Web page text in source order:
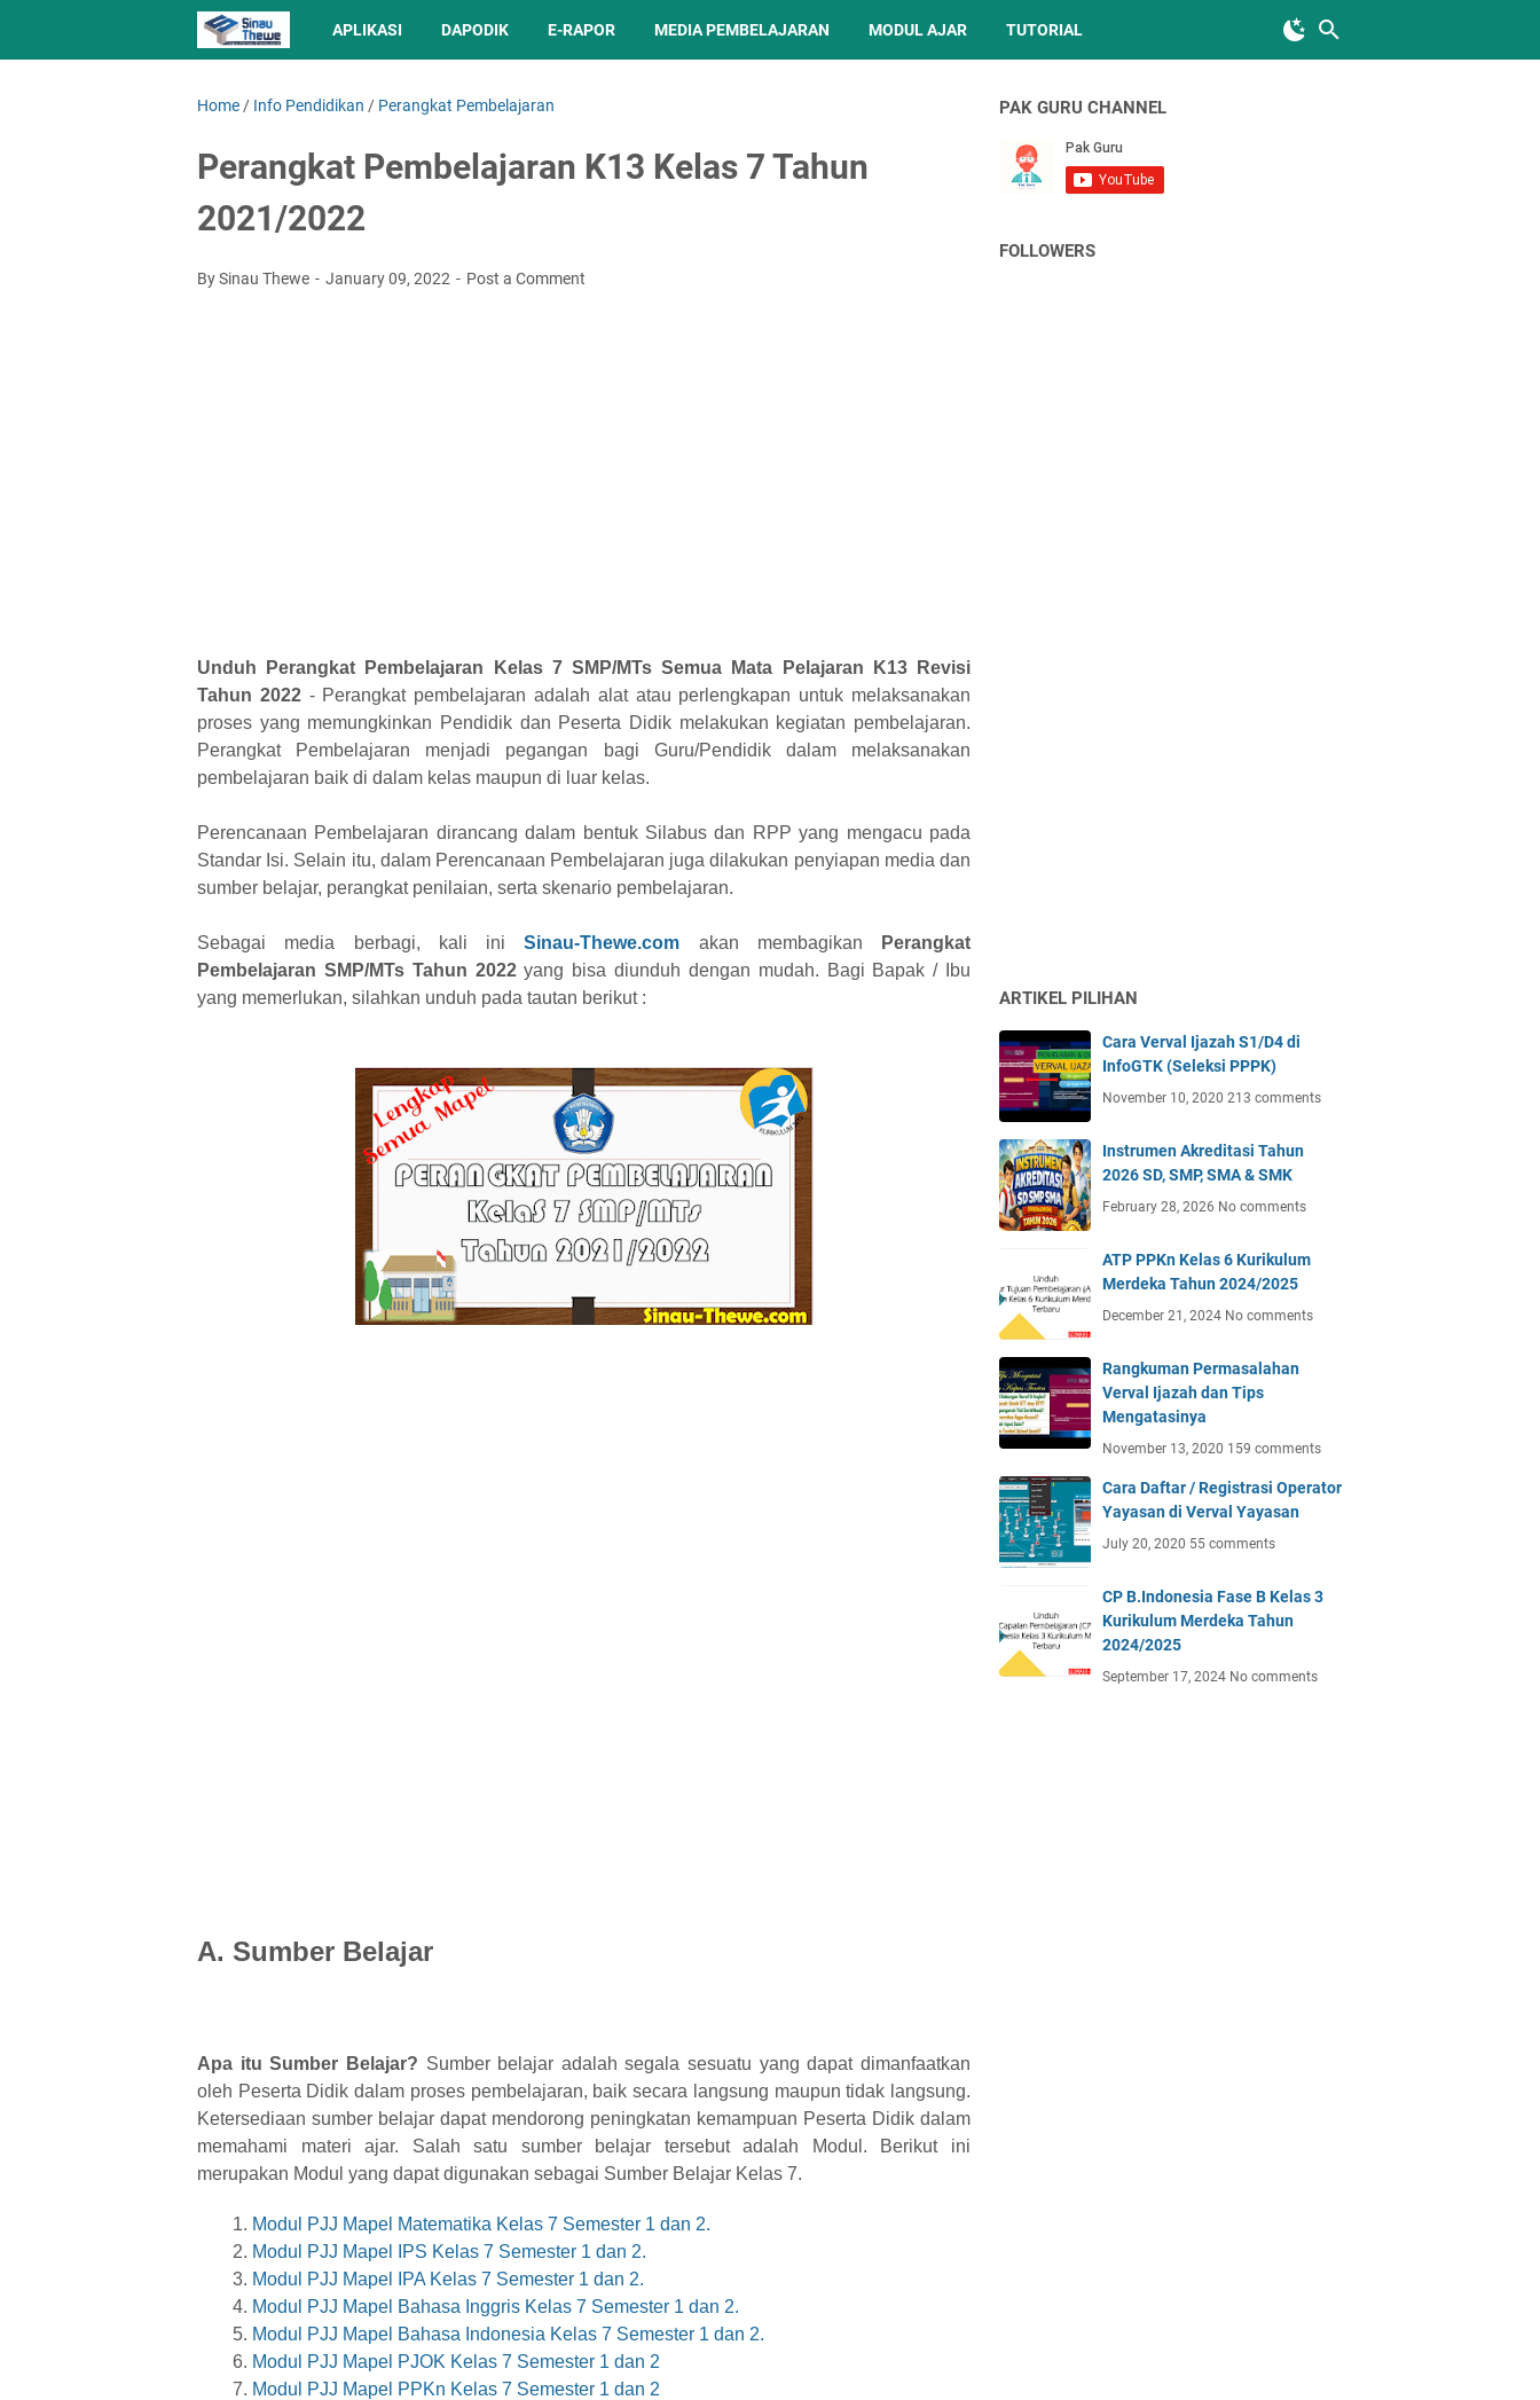
APLIKASI DAPODIK E-RAPOR MEDIA PEMBELAJARAN MODUL AJAR TUTORIAL
Home / Info Pendidikan / Perangkat Pembelajaran
Perangkat Pembelajaran K13 Kelas 7 Tahun
2021/2022
By Sinau Thewe January 09, 2022 Post a Comment
Unduh Perangkat Pembelajaran Kelas 7 SMP/MTs Semua Mata Pelajaran K13 Revisi
Tahun 2022- Perangkat pembelajaran adalah alat atau perlengkapan untuk melaksanakan
proses yang memungkinkan Pendidik dan Peserta Didik melakukan kegiatan pembelajaran.
Perangkat Pembelajaran menjadi pegangan bagi Guru/Pendidik dalam melaksanakan
pembelajaran baik di dalam kelas maupun di luar kelas.
Perencanaan Pembelajaran dirancang dalam bentuk Silabus dan RPP yang mengacu pada
Standar Isi. Selain itu, dalam Perencanaan Pembelajaran juga dilakukan penyiapan media dan
sumber belajar, perangkat penilaian, serta skenario pembelajaran.
Sebagai media berbagi, kali iniSinau-Thewe.com akan membagikan
Perangkat
Pembelajaran SMP/MTs Tahun 2022yang bisa diunduh dengan mudah. Bagi Bapak / Ibu
yang memerlukan, silahkan unduh pada tautan berikut :
A. Sumber Belajar
Apa itu Sumber Belajar? Sumber belajar adalah segala sesuatu yang dapat dimanfaatkan
oleh Peserta Didik dalam proses pembelajaran, baik secara langsung maupun tidak langsung.
Ketersediaan sumber belajar dapat mendorong peningkatan kemampuan Peserta Didik dalam
memahami materi ajar. Salah satu sumber belajar tersebut adalah Modul. Berikut ini
merupakan Modul yang dapat digunakan sebagai Sumber Belajar Kelas 7.
Modul PJJ Mapel Matematika Kelas 7 Semester 1 dan 2.
Modul PJJ Mapel IPS Kelas 7 Semester 1 dan 2.
Modul PJJ Mapel IPA Kelas 7 Semester 1 dan 2.
Modul PJJ Mapel Bahasa Inggris Kelas 7 Semester 1 dan 2.
Modul PJJ Mapel Bahasa Indonesia Kelas 7 Semester 1 dan 2.
Modul PJJ Mapel PJOK Kelas 7 Semester 1 dan 2
Modul PJJ Mapel PPKn Kelas 7 Semester 1 dan 2
PAK GURU CHANNEL
FOLLOWERS
ARTIKEL PILIHAN
Cara Verval Ijazah S1/D4 di
InfoGTK (Seleksi PPPK)
November 10, 2020 213 comments
Instrumen Akreditasi Tahun
2026 SD, SMP, SMA & SMK
February 28, 2026 No comments
ATP PPKn Kelas 6 Kurikulum
Merdeka Tahun 2024/2025
December 21, 2024 No comments
Rangkuman Permasalahan
Verval Ijazah dan Tips
Mengatasinya
November 13, 2020 159 comments
Cara Daftar / Registrasi Operator
Yayasan di Verval Yayasan
July 20, 2020 55 comments
CP B.Indonesia Fase B Kelas 3
Kurikulum Merdeka Tahun
2024/2025
September 17, 2024 No comments